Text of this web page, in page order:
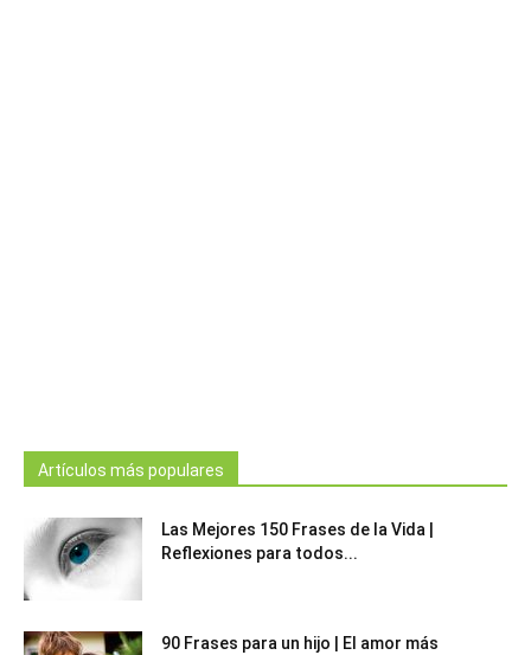
Artículos más populares
Las Mejores 150 Frases de la Vida |
Reflexiones para todos...
90 Frases para un hijo | El amor más